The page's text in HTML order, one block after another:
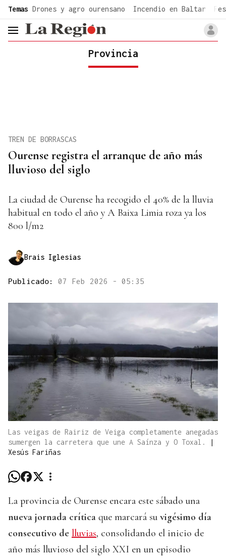
Temas Drones y agro ourensano Incendio en Baltar
header.menu.open
Provincia
Ourense registra el arranque de año más
lluvioso del siglo
TREN DE BORRASCAS
La ciudad de Ourense ha recogido el 40% de la lluvia
habitual en todo el año y A Baixa Limia roza ya los
800 l/m2
Brais Iglesias
Publicado: 07 Feb 2026 - 05:35
Las veigas de Rairiz de Veiga completamente anegadas
sumergen la carretera que une A Saínza y O Toxal.
|
Xesús Fariñas
La provincia de Ourense encara este sábado una
nueva jornada crítica que marcará su vigésimo día
consecutivo de lluvias, consolidando el inicio de
año más lluvioso del siglo XXI en un episodio